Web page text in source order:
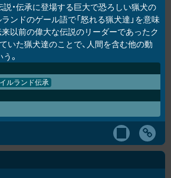
・伝承に登場する巨大で恐ろしい猟犬の
ンドのゲール語で「怒れる猟犬達」を意味
以前の偉大な伝説のリーダーであったク
いた猟犬達のことで、人間を含む他の動
。
ルランド伝承